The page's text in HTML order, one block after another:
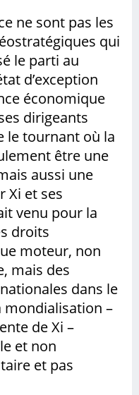
ne sont pas les
qui
le parti au
d’exception
économique
dirigeants
le tournant où la
être une
aussi une
Xi et ses
venu pour la
droits
moteur, non
mais des
dans le
mondialisation –
de Xi –
et non
et pas